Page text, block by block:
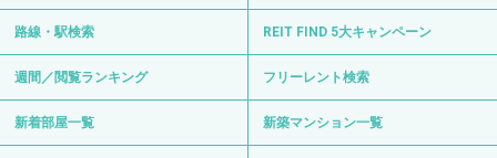
路線・駅検索 REIT FIND 5大キャンペーン
週間／閲覧ランキング フリーレント検索
新着部屋一覧 新築マンション一覧